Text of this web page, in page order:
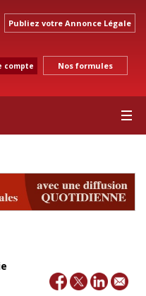
Publiez votre Annonce Légale
compte Nos formules